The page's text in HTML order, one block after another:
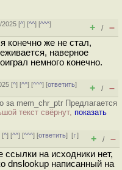
2025 [^] [^^] [^^^]
+ / –
конечно же не стал,
наверное
немного конечно.
[^] [^^] [^^^] [ответить]
+ / –
за mem_chr_ptr Предлагается
текст свёрнут, показать
[^] [^^] [^^^] [ответить][↑]
+ / –
ссылки на исходники нет,
dnslookup написанный на